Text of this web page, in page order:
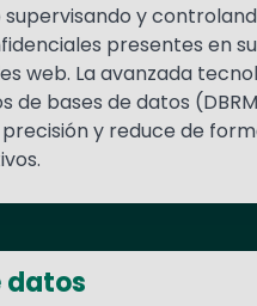
y
presentes en
web. La avanzada
de bases de datos
y reduce de
datos